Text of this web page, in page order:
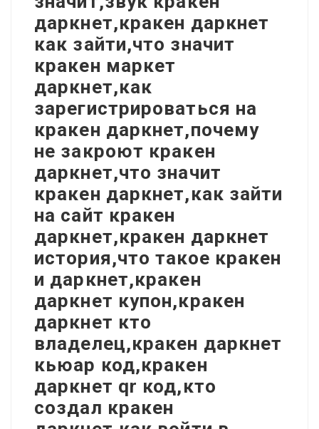
даркнет,кракен даркнет
как зайти,что значит
кракен маркет
даркнет,как
зарегистрироваться на
кракен даркнет,почему
не закроют кракен
даркнет,что значит
кракен даркнет,как зайти
на сайт кракен
даркнет,кракен даркнет
история,что такое кракен
и даркнет,кракен
даркнет купон,кракен
даркнет кто
владелец,кракен даркнет
кьюар код,кракен
даркнет qr код,кто
создал кракен